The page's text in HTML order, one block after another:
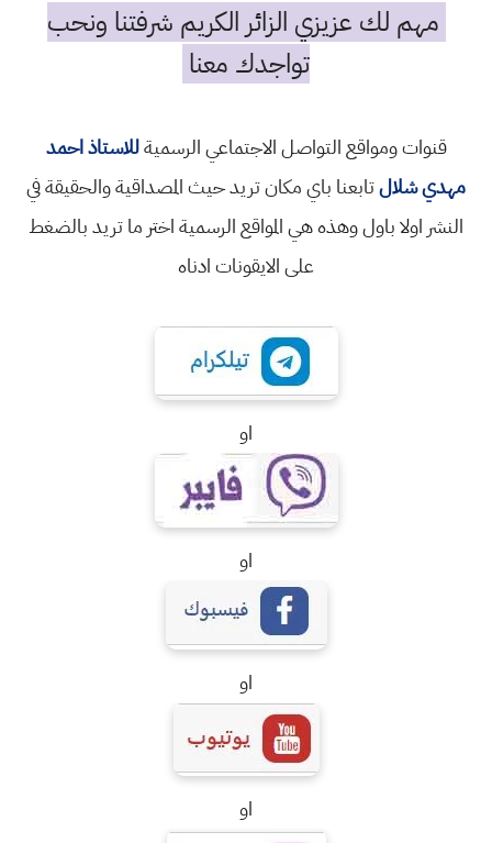
مهم لك عزيزي الزائر الكريم شرفتنا ونحب
تواجدك معنا
قنوات ومواقع التواصل الاجتماعي الرسميةللاستاذ احمد
مهدي شلالتابعنا باي مكان تريد حيث المصداقية والحقيقة في
النشر اولا باول وهذه هي المواقع الرسمية اختر ما تريد بالضغط
على الايقونات ادناه
او
او
او
او